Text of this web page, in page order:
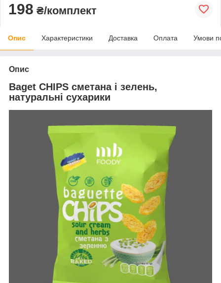
198 ₴/комплект
Опис Характеристики Доставка Оплата Умови
Опис
Baget CHIPS сметана і зелень,
натуральні сухарики